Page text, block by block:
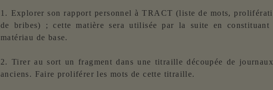
1. Explorer son rapport personnel à TRACT (liste de mots,
de bribes) ; cette matière sera utilisée par la suite en constituant
matériau de base.
2. Tirer au sort un fragment dans une titraille découpée de
anciens. Faire proliférer les mots de cette titraille.